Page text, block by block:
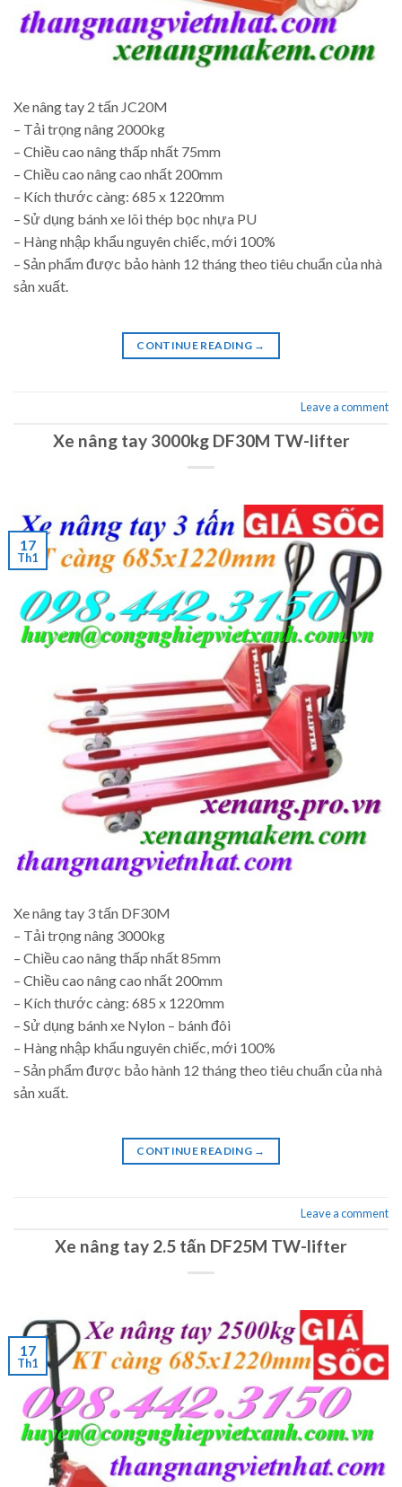
Xe nâng tay 2 tấn JC20M
– Tải trọng nâng 2000kg
– Chiều cao nâng thấp nhất 75mm
– Chiều cao nâng cao nhất 200mm
– Kích thước càng: 685 x 1220mm
– Sử dụng bánh xe lõi thép bọc nhựa PU
– Hàng nhập khẩu nguyên chiếc, mới 100%
– Sản phẩm được bảo hành 12 tháng theo tiêu chuẩn của nhà
sản xuất.
CONTINUE READING →
Leave a comment
Xe nâng tay 3000kg DF30M TW-lifter
17
Th1
Xe nâng tay 3 tấn DF30M
– Tải trọng nâng 3000kg
– Chiều cao nâng thấp nhất 85mm
– Chiều cao nâng cao nhất 200mm
– Kích thước càng: 685 x 1220mm
– Sử dụng bánh xe Nylon – bánh đôi
– Hàng nhập khẩu nguyên chiếc, mới 100%
– Sản phẩm được bảo hành 12 tháng theo tiêu chuẩn của nhà
sản xuất.
CONTINUE READING →
Leave a comment
Xe nâng tay 2.5 tấn DF25M TW-lifter
17
Th1